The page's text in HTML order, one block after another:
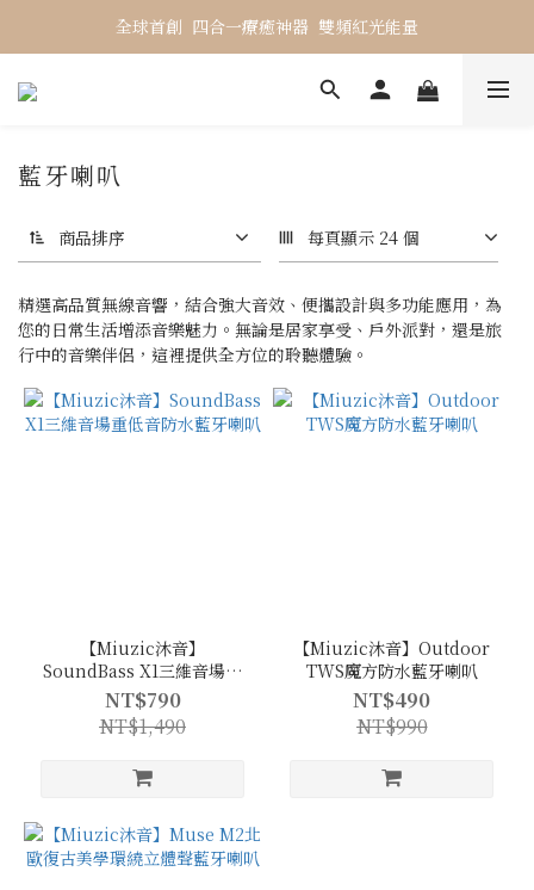
全球首創  四合一療癒神器  雙頻紅光能量
藍牙喇叭
商品排序 每頁顯示 24 個
精選高品質無線音響，結合強大音效、便攜設計與多功能應用，為
您的日常生活增添音樂魅力。無論是居家享受、戶外派對，還是旅
行中的音樂伴侶，這裡提供全方位的聆聽體驗。
【Miuzic沐音】
SoundBass X1三維音場重
低音防水藍牙喇叭
NT$790
NT$1,490
【Miuzic沐音】Outdoor
TWS魔方防水藍牙喇叭
NT$490
NT$990